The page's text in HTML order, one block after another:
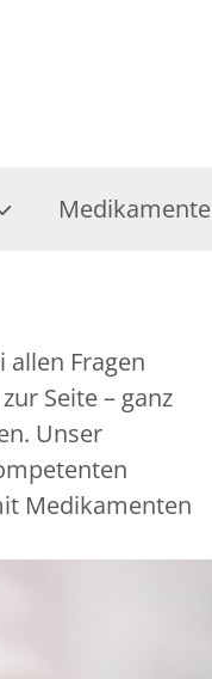
allen Fragen
Seite – ganz
Unser
Medikamenten
bis hin zu